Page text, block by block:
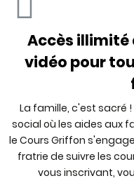
Accès illimité
vidéo pour
La famille, c'est sacré
social où les aides aux
le Cours Griffon
fratrie de suivre les
vous inscrivant,